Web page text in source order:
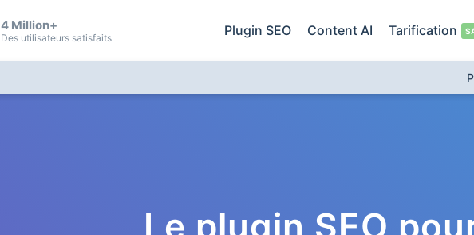
4 Million+
Des utilisateurs satisfaits Plugin SEO Content AI Tarification
Le plugin SEO